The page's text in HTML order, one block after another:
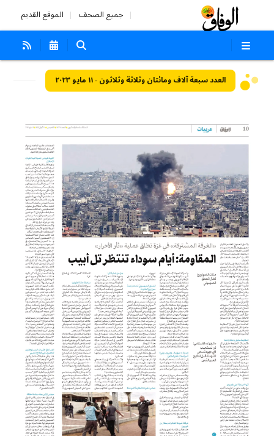
جميع الصحف الموقع القديم
العدد سبعة آلاف ومائتان وثلاثة وثلاثون - ١١ مايو ٢٠٢٣